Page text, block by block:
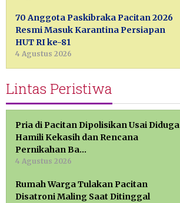
70 Anggota Paskibraka Pacitan 2026
Resmi Masuk Karantina Persiapan
HUT RI ke-81
4 Agustus 2026
Lintas Peristiwa
Pria di Pacitan Dipolisikan Usai Diduga
Hamili Kekasih dan Rencana
Pernikahan Ba…
4 Agustus 2026
Rumah Warga Tulakan Pacitan
Disatroni Maling Saat Ditinggal